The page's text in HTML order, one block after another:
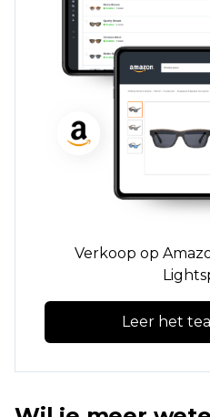
Verkoop op
Leer het